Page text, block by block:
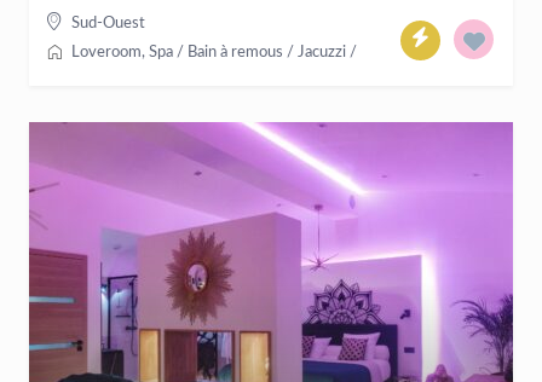
Sud-Ouest
Loveroom, Spa / Bain à remous / Jacuzzi /